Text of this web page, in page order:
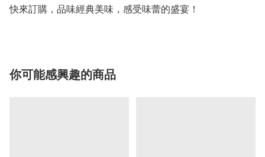
你可能感興趣的商品